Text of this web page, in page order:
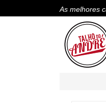
As melhores